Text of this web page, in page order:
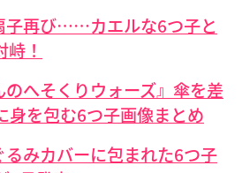
子再び……カエルな6つ子と
！
のへそくりウォーズ』傘を差
身を包む6つ子画像まとめ
るみカバーに包まれた6つ子